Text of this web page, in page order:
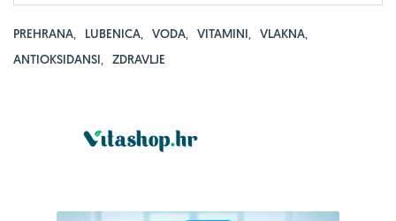
PREHRANA, LUBENICA, VODA, VITAMINI, VLAKNA,
ANTIOKSIDANSI, ZDRAVLJE